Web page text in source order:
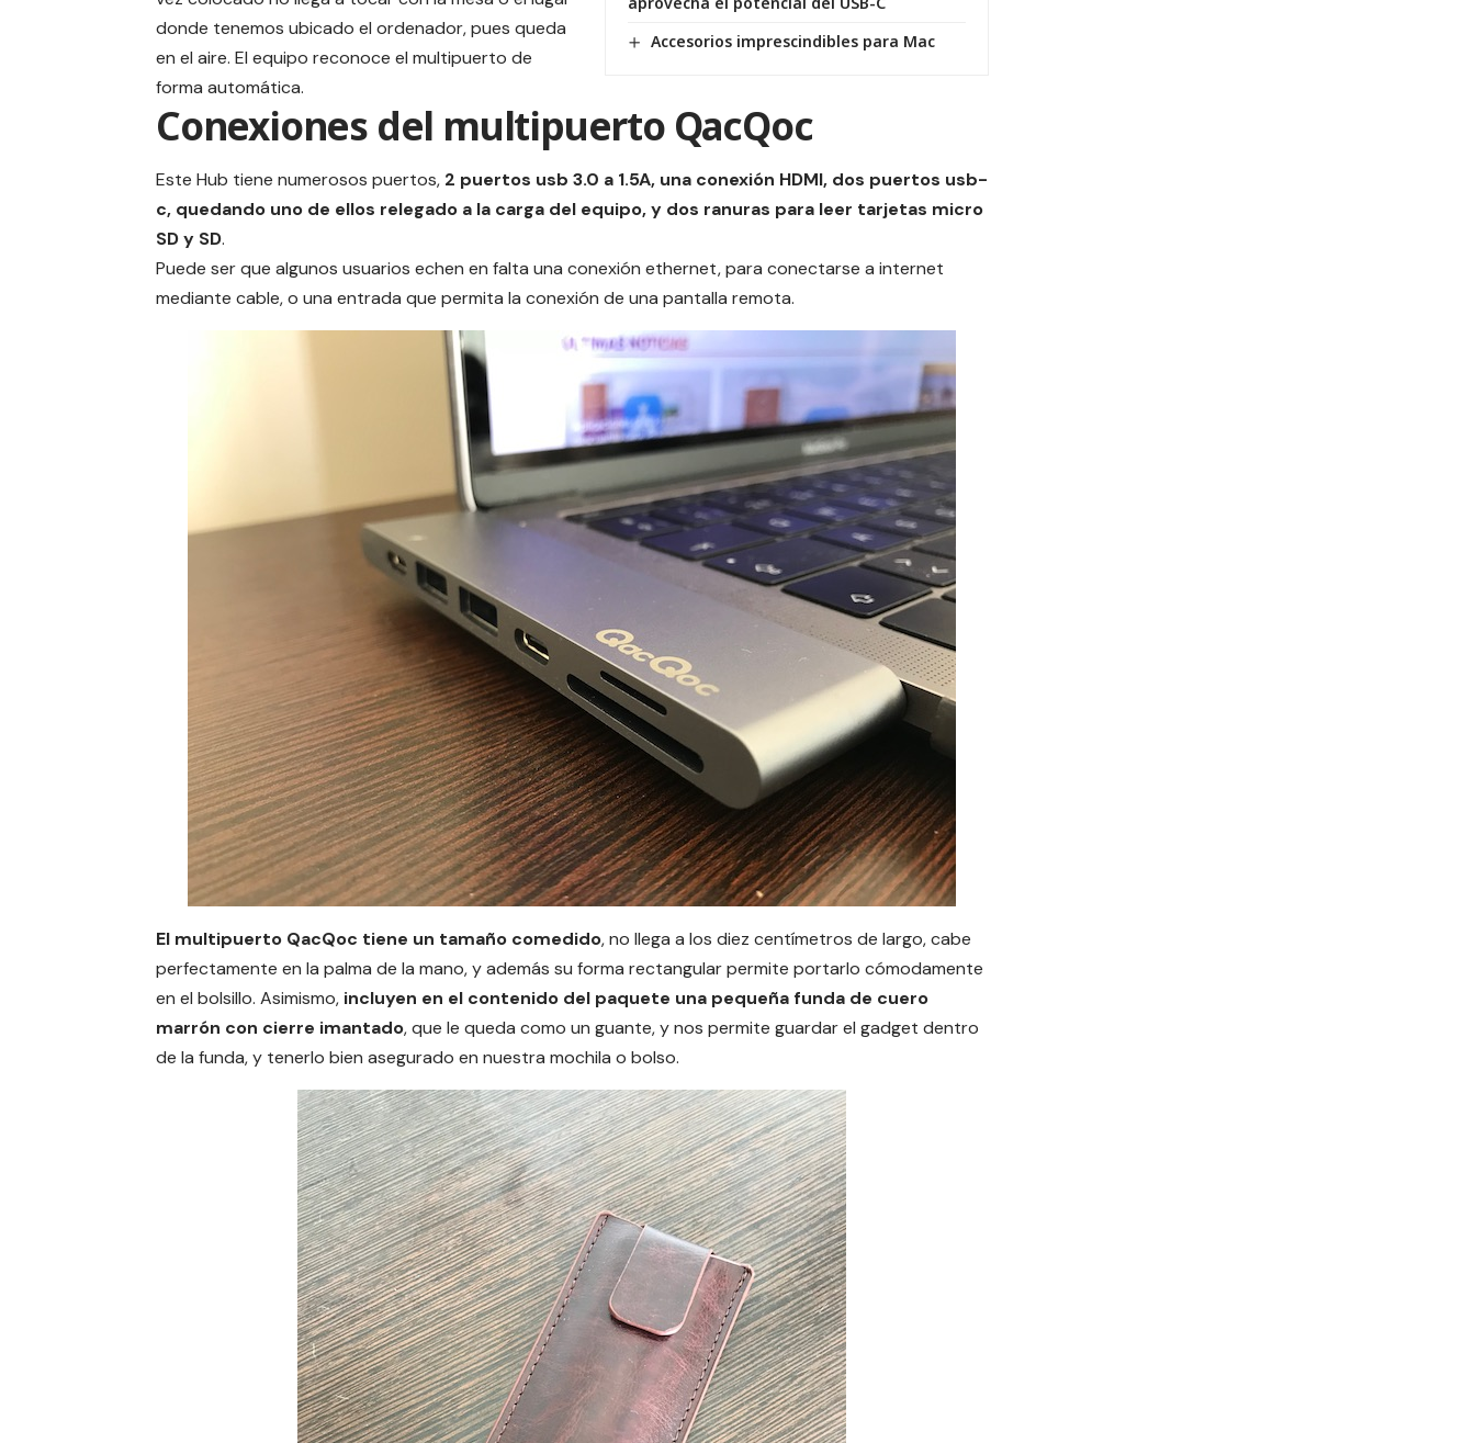
Accesorios imprescindibles para Mac
donde tenemos ubicado el ordenador, pues queda
en el aire. El equipo reconoce el multipuerto de
forma automática.
Conexiones del multipuerto QacQoc
Este Hub tiene numerosos puertos, 2 puertos usb 3.0 a 1.5A, una conexión HDMI, dos puertos usb-
c, quedando uno de ellos relegado a la carga del equipo, y dos ranuras para leer tarjetas micro
SD y SD.
Puede ser que algunos usuarios echen en falta una conexión ethernet, para conectarse a internet
mediante cable, o una entrada que permita la conexión de una pantalla remota.
El multipuerto QacQoc tiene un tamaño comedido, no llega a los diez centímetros de largo, cabe
perfectamente en la palma de la mano, y además su forma rectangular permite portarlo cómodamente
en el bolsillo. Asimismo, incluyen en el contenido del paquete una pequeña funda de cuero
marrón con cierre imantado, que le queda como un guante, y nos permite guardar el gadget dentro
de la funda, y tenerlo bien asegurado en nuestra mochila o bolso.